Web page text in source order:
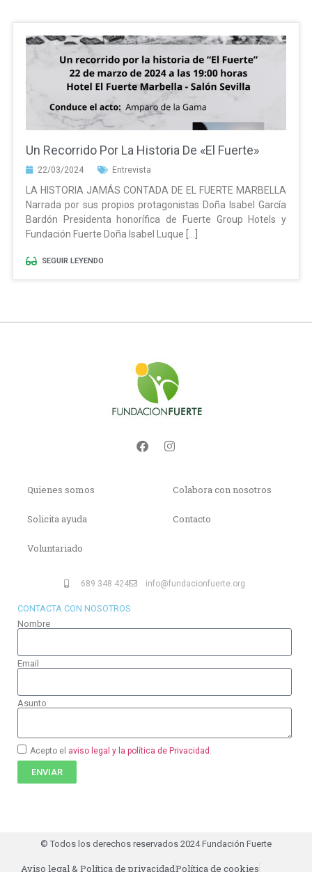
Un Recorrido Por La Historia De «El Fuerte»
22/03/2024 Entrevista
LA HISTORIA JAMÁS CONTADA DE EL FUERTE MARBELLA
Narrada por sus propios protagonistas Doña Isabel García
Bardón Presidenta honorífica de Fuerte Group Hotels y
Fundación Fuerte Doña Isabel Luque […]
SEGUIR LEYENDO
Quienes somos
Solicita ayuda
Voluntariado
Colabora con nosotros
Contacto
689 348 424 info@fundacionfuerte.org
CONTACTA CON NOSOTROS
Nombre
Email
Asunto
Acepto el aviso legal y la política de Privacidad
ENVIAR
© Todos los derechos reservados 2024 Fundación Fuerte
Aviso legal & Política de privacidadPolítica de cookies